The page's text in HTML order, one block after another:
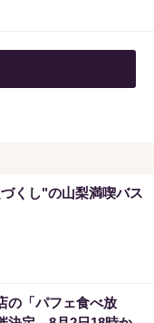
くし"の山梨満喫バス
の「パフェ食べ放